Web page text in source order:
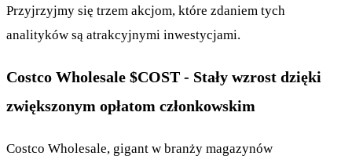
Przyjrzyjmy się trzem akcjom, które zdaniem tych
analityków są atrakcyjnymi inwestycjami.
Costco Wholesale $COST - Stały wzrost dzięki
zwiększonym opłatom członkowskim
Costco Wholesale, gigant w branży magazynów